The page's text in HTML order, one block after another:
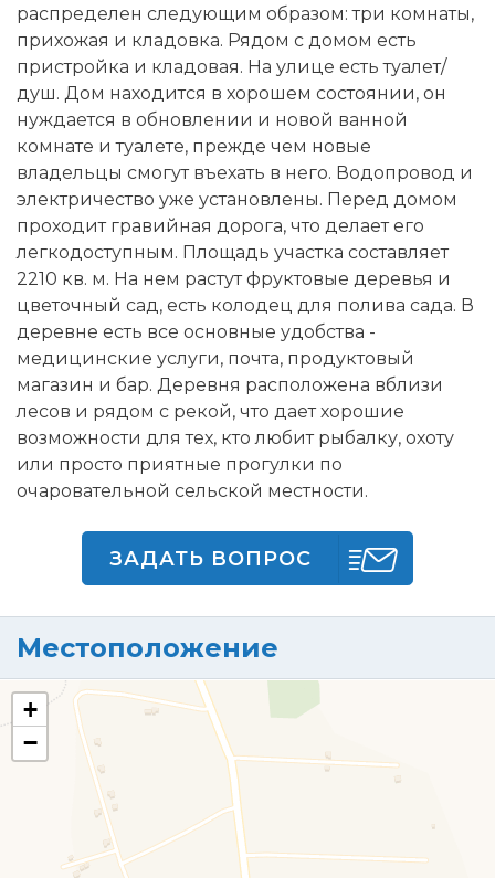
распределен следующим образом: три комнаты,
прихожая и кладовка. Рядом с домом есть
пристройка и кладовая. На улице есть туалет/
душ. Дом находится в хорошем состоянии, он
нуждается в обновлении и новой ванной
комнате и туалете, прежде чем новые
владельцы смогут въехать в него. Водопровод и
электричество уже установлены. Перед домом
проходит гравийная дорога, что делает его
легкодоступным. Площадь участка составляет
2210 кв. м. На нем растут фруктовые деревья и
цветочный сад, есть колодец для полива сада. В
деревне есть все основные удобства -
медицинские услуги, почта, продуктовый
магазин и бар. Деревня расположена вблизи
лесов и рядом с рекой, что дает хорошие
возможности для тех, кто любит рыбалку, охоту
или просто приятные прогулки по
очаровательной сельской местности.
ЗАДАТЬ ВОПРОС
Местоположение
+
−